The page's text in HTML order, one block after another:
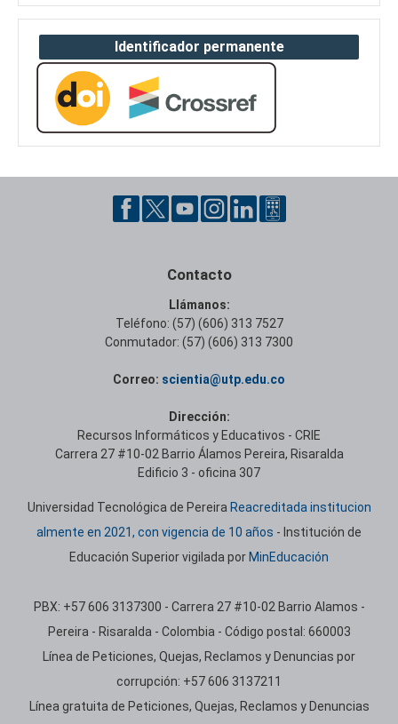
Identificador permanente
Contacto
Llámanos:
Teléfono: (57) (606) 313 7527
Conmutador: (57) (606) 313 7300
Correo: scientia@utp.edu.co
Dirección:
Recursos Informáticos y Educativos - CRIE
Carrera 27 #10-02 Barrio Álamos Pereira, Risaralda
Edificio 3 - oficina 307
Universidad Tecnológica de Pereira Reacreditada institucion
almente en 2021, con vigencia de 10 años - Institución de
Educación Superior vigilada por MinEducación
PBX: +57 606 3137300 - Carrera 27 #10-02 Barrio Alamos -
Pereira - Risaralda - Colombia - Código postal: 660003
Línea de Peticiones, Quejas, Reclamos y Denuncias por
corrupción: +57 606 3137211
Línea gratuita de Peticiones, Quejas, Reclamos y Denuncias